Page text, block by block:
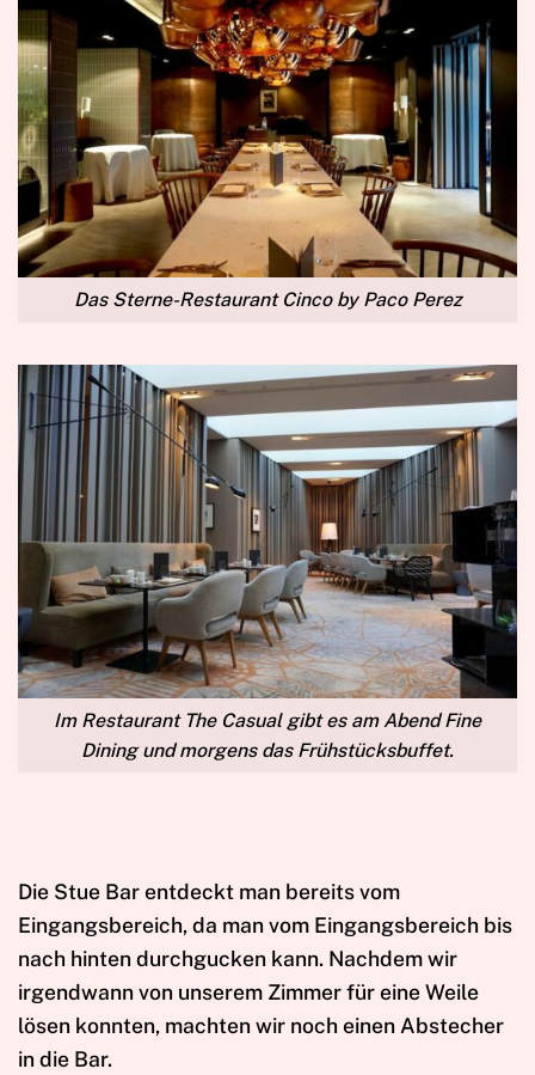
Das Sterne-Restaurant Cinco by Paco Perez
Im Restaurant The Casual gibt es am Abend Fine
Dining und morgens das Frühstücksbuffet.
Die Stue Bar entdeckt man bereits vom
Eingangsbereich, da man vom Eingangsbereich bis
nach hinten durchgucken kann. Nachdem wir
irgendwann von unserem Zimmer für eine Weile
lösen konnten, machten wir noch einen Abstecher
in die Bar.